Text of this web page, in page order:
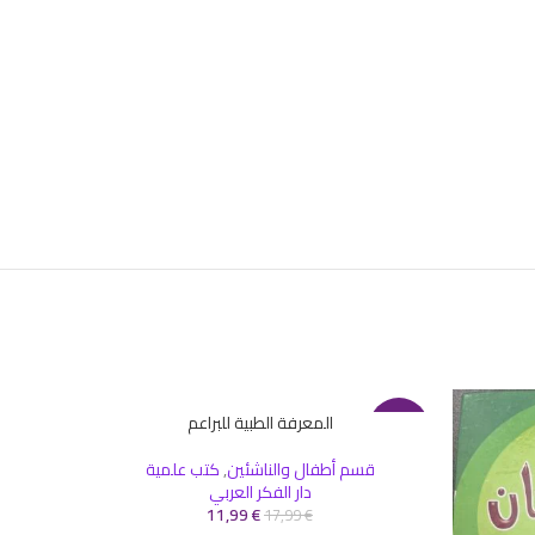
إضافة إلى السلةالمعرفة الطبية للبراعم
قسم أطفال والناشئين,كتب علمية
دار الفكر العربي
17,99€
11,99€